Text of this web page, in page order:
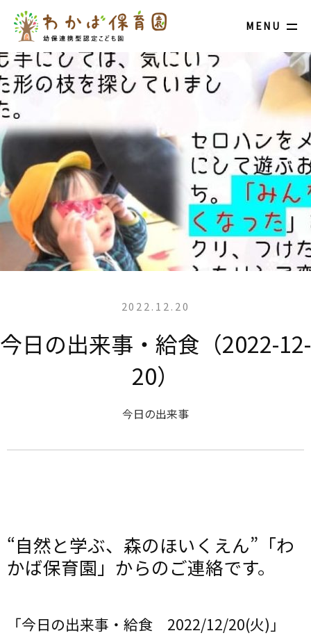
MENU
2022.12.20
今日の出来事・給食（2022-12-
20）
今日の出来事
“自然と学ぶ、森のほいくえん”「わ
かば保育園」からのご連絡です。
「今日の出来事・給食 2022/12/20(火)」